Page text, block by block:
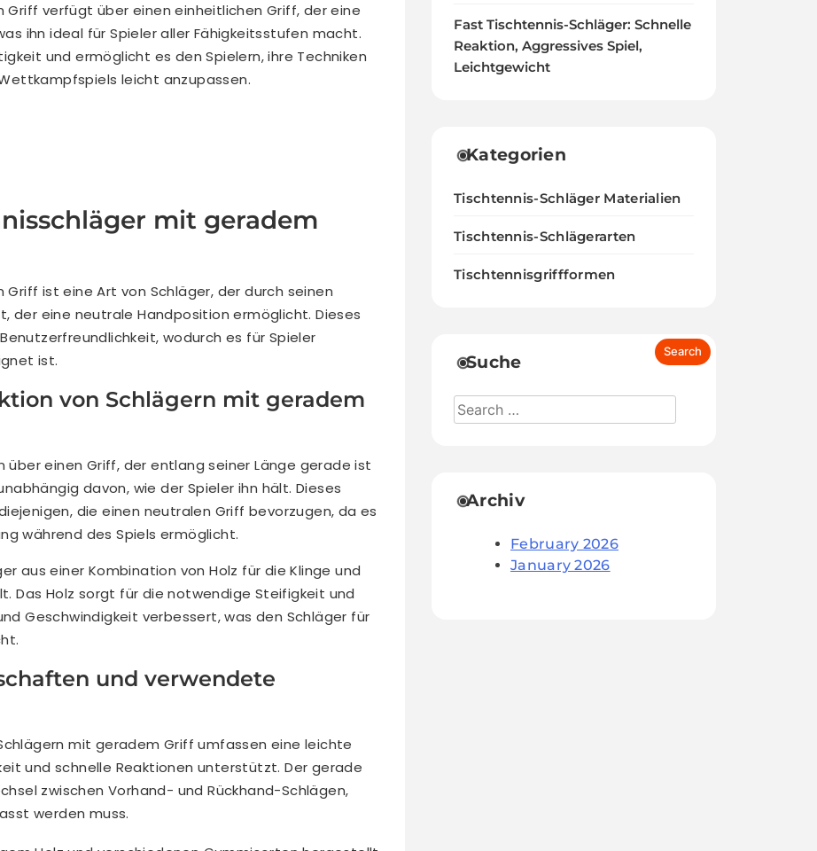
Griff verfügt über einen einheitlichen Griff, der eine
ihn ideal für Spieler aller Fähigkeitsstufen macht.
und ermöglicht es den Spielern, ihre Techniken
leicht anzupassen.
mit geradem
ist eine Art von Schläger, der durch seinen
der eine neutrale Handposition ermöglicht. Dieses
wodurch es für Spieler
ist.
von Schlägern mit geradem
einen Griff, der entlang seiner Länge gerade ist
davon, wie der Spieler ihn hält. Dieses
die einen neutralen Griff bevorzugen, da es
während des Spiels ermöglicht.
aus einer Kombination von Holz für die Klinge und
Das Holz sorgt für die notwendige Steifigkeit und
Geschwindigkeit verbessert, was den Schläger für
und verwendete
mit geradem Griff umfassen eine leichte
und schnelle Reaktionen unterstützt. Der gerade
zwischen Vorhand- und Rückhand-Schlägen,
werden muss.
Fast Tischtennis-Schläger: Schnelle
Reaktion, Aggressives Spiel,
Leichtgewicht
Kategorien
Tischtennis-Schläger Materialien
Tischtennis-Schlägerarten
Tischtennisgriffformen
Suche
Archiv
February 2026
January 2026